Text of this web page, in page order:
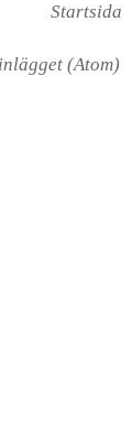
Startsida
(Atom)